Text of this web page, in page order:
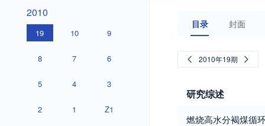
2010
2010
19 10 9
8 7 6
5 4 3
2 1 Z1
目录 封面
2010年19期
研究综述
燃烧高水分褐煤循